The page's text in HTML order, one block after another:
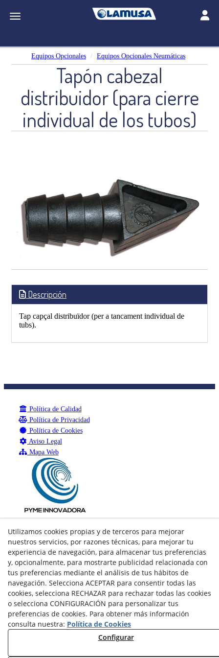
Toggle navigation
Equipos Opcionales Equipos Opcionales Neumáticas
Tapón cabezal
distribuidor (para cierre
individual de los tubos)
Descripción
Tap capçal distribuïdor (per a tancament individual de
tubs).
Política de Calidad
Política de Privacidad
Política de Cookies
Aviso Legal
Mapa Web
Utilizamos cookies propias y de terceros para mejorar
nuestros servicios, por razones técnicas, para mejorar tu
experiencia de navegación, para almacenar tus preferencias
y, opcionalmente, para mostrarte publicidad relacionada con
tus preferencias mediante el análisis de tus hábitos de
navegación. Selecciona ACEPTAR para consentir todas las
cookies, selecciona RECHAZAR para rechazar todas las cookies
o selecciona CONFIGURACIÓN para personalizar tus
preferencias de cookies. Para obtener más información
consulta nuestra: Política de Cookies
Configurar